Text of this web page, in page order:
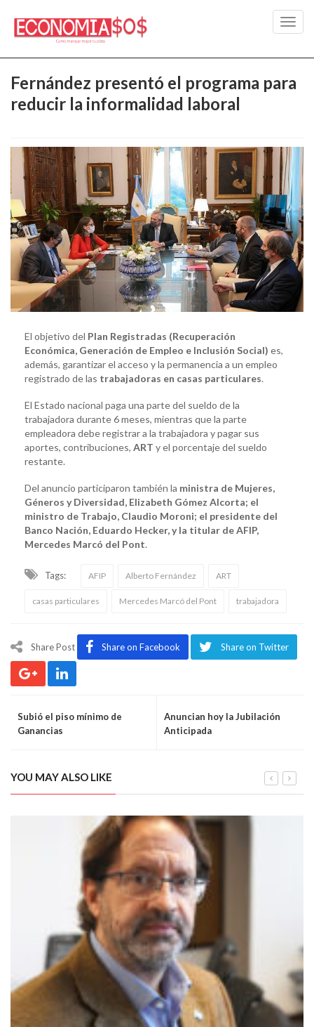
Fernández presentó el programa para
reducir la informalidad laboral
El objetivo del Plan Registradas (Recuperación
Económica, Generación de Empleo e Inclusión Social) es,
además, garantizar el acceso y la permanencia a un empleo
registrado de las trabajadoras en casas particulares.
El Estado nacional paga una parte del sueldo de la
trabajadora durante 6 meses, mientras que la parte
empleadora debe registrar a la trabajadora y pagar sus
aportes, contribuciones, ART y el porcentaje del sueldo
restante.
Del anuncio participaron también la ministra de Mujeres,
Géneros y Diversidad, Elizabeth Gómez Alcorta; el
ministro de Trabajo, Claudio Moroni; el presidente del
Banco Nación, Eduardo Hecker, y la titular de AFIP,
Mercedes Marcó del Pont.
Tags: AFIP Alberto Fernández ART
casas particulares Mercedes Marcó del Pont trabajadora
Share Post Share on Facebook Share on Twitter
Subió el piso mínimo de
Ganancias
Anuncian hoy la Jubilación
Anticipada
YOU MAY ALSO LIKE